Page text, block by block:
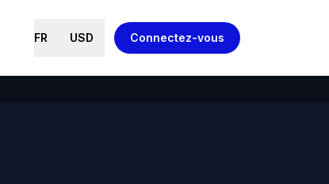
FR USD Connectez-vous